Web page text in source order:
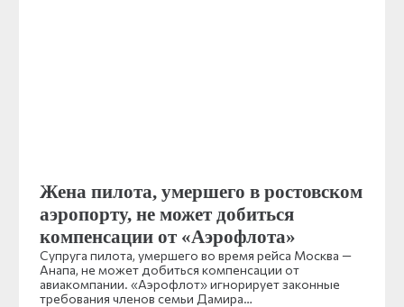
Жена пилота, умершего в ростовском
аэропорту, не может добиться
компенсации от «Аэрофлота»
Супруга пилота, умершего во время рейса Москва —
Анапа, не может добиться компенсации от
авиакомпании. «Аэрофлот» игнорирует законные
требования членов семьи Дамира…